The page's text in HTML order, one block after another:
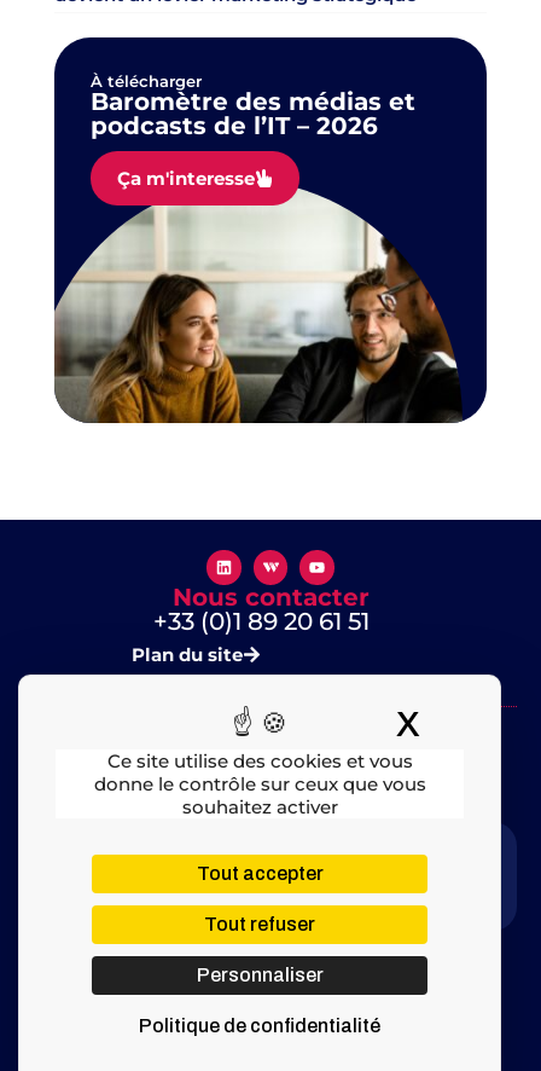
Ce site utilise des cookies et vous
donne le contrôle sur ceux que vous
souhaitez activer
Tout accepter
Tout refuser
Personnaliser
Politique de confidentialité
X
À télécharger
Baromètre des médias et
podcasts de l’IT – 2026
Ça m'interesse
Nous contacter
+33 (0)1 89 20 61 51
Plan du site
​ – © 2025 All rights Reserved